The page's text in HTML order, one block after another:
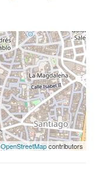
OpenStreetMapcontributors